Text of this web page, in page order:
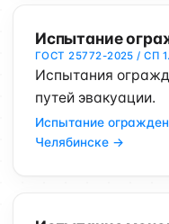
Испытание
ГОСТ 25772-2025 / СП
Испытания
путей эвакуации.
Испытание
Челябинске →